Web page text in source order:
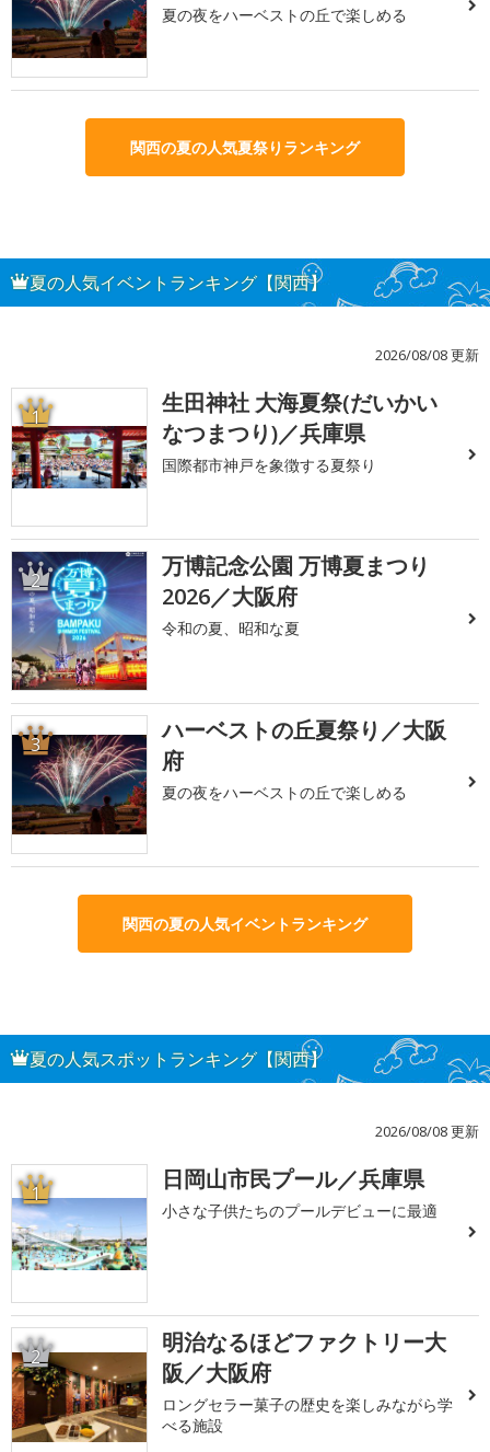
夏の夜をハーベストの丘で楽しめる
関西の夏の人気夏祭りランキング
夏の人気イベントランキング【関西】
2026/08/08 更新
1
生田神社 大海夏祭(だいかい
なつまつり)／兵庫県
国際都市神戸を象徴する夏祭り
2
万博記念公園 万博夏まつり
2026／大阪府
令和の夏、昭和な夏
3
ハーベストの丘夏祭り／大阪
府
夏の夜をハーベストの丘で楽しめる
関西の夏の人気イベントランキング
夏の人気スポットランキング【関西】
2026/08/08 更新
1 日岡山市民プール／兵庫県
小さな子供たちのプールデビューに最適
2
明治なるほどファクトリー大
阪／大阪府
ロングセラー菓子の歴史を楽しみながら学
べる施設